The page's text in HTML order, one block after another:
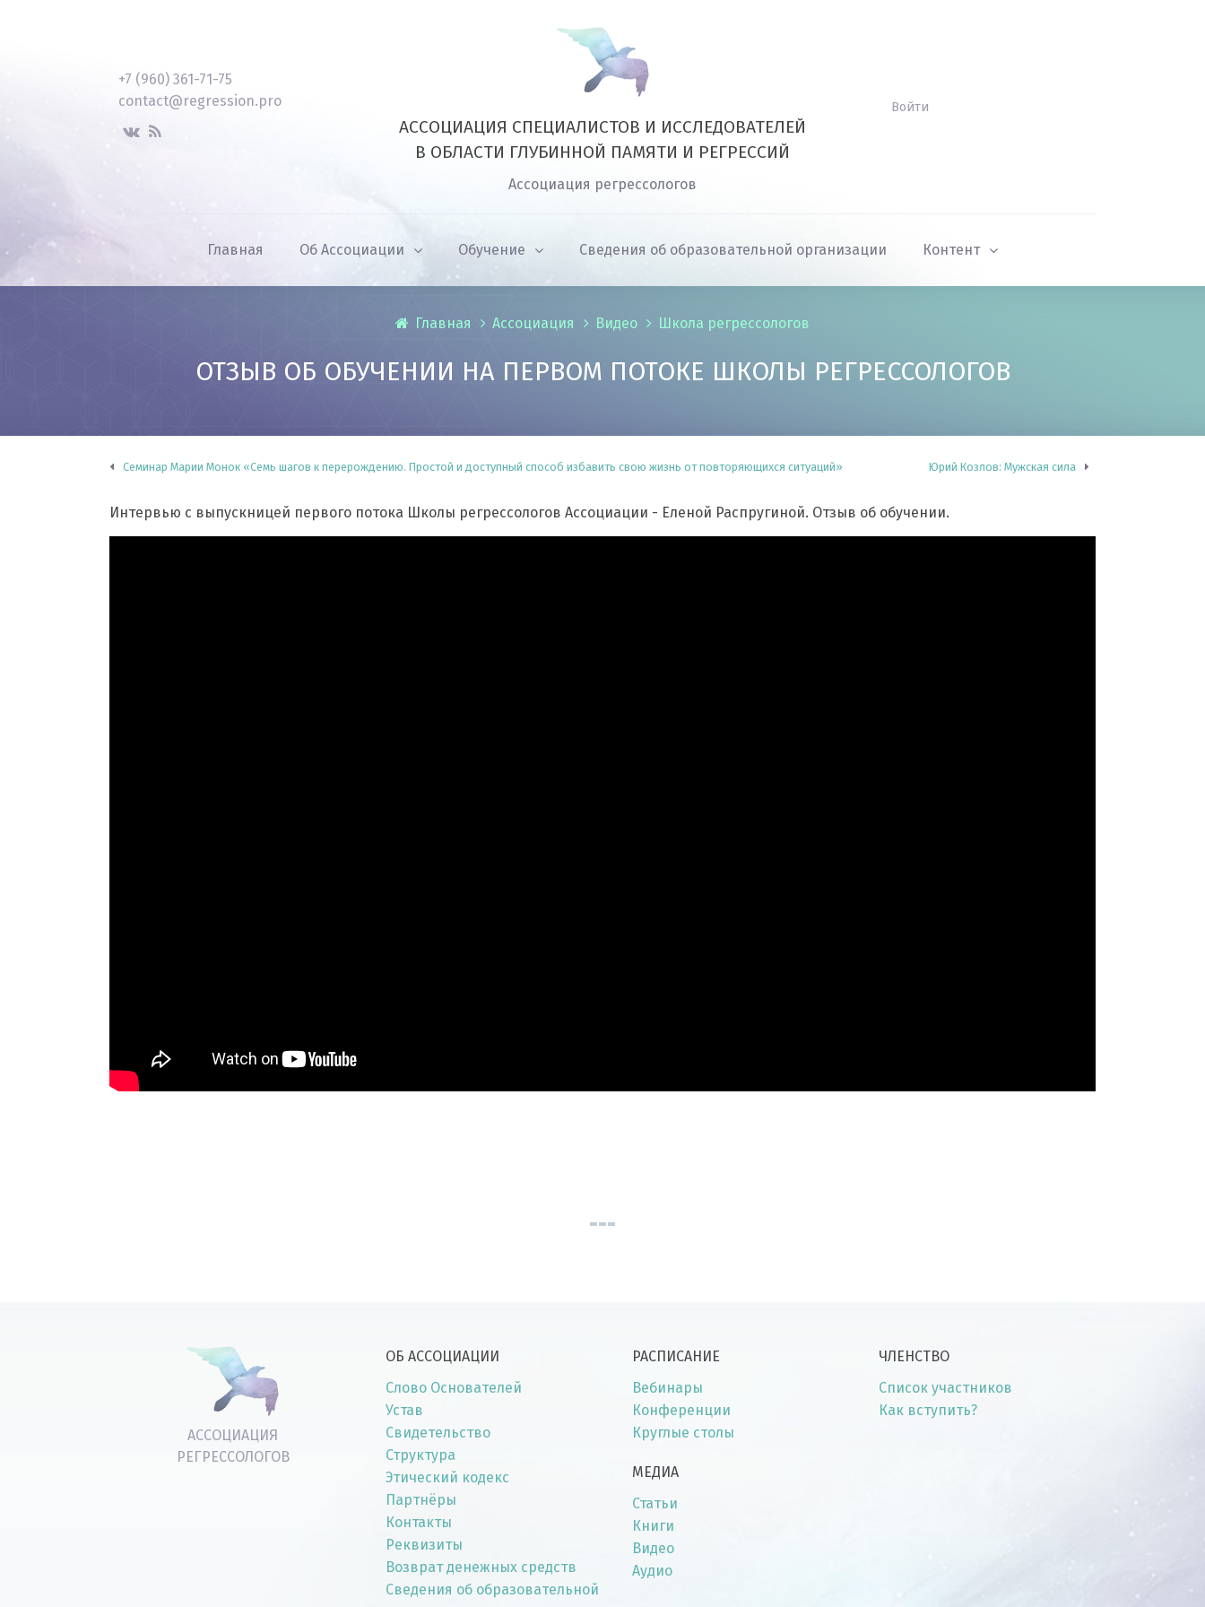
+7 (960) 361-71-75
contact@regression.pro
АССОЦИАЦИЯ СПЕЦИАЛИСТОВ И ИССЛЕДОВАТЕЛЕЙ
В ОБЛАСТИ ГЛУБИННОЙ ПАМЯТИ И РЕГРЕССИЙ
Ассоциация регрессологов
Войти
Главная Об Ассоциации Обучение Сведения об образовательной организации Контент
Главная Ассоциация Видео Школа регрессологов
ОТЗЫВ ОБ ОБУЧЕНИИ НА ПЕРВОМ ПОТОКЕ ШКОЛЫ РЕГРЕССОЛОГОВ
Семинар Марии Монок «Семь шагов к перерождению. Простой и доступный способ избавить свою жизнь от повторяющихся ситуаций» Юрий Козлов: Мужская сила
Интервью с выпускницей первого потока Школы регрессологов Ассоциации - Еленой Распругиной. Отзыв об обучении.
АССОЦИАЦИЯ
РЕГРЕССОЛОГОВ
ОБ АССОЦИАЦИИ
Слово Основателей
Устав
Свидетельство
Структура
Этический кодекс
Партнёры
Контакты
Реквизиты
Возврат денежных средств
Сведения об образовательной
РАСПИСАНИЕ
Вебинары
Конференции
Круглые столы
МЕДИА
Статьи
Книги
Видео
Аудио
ЧЛЕНСТВО
Список участников
Как вступить?